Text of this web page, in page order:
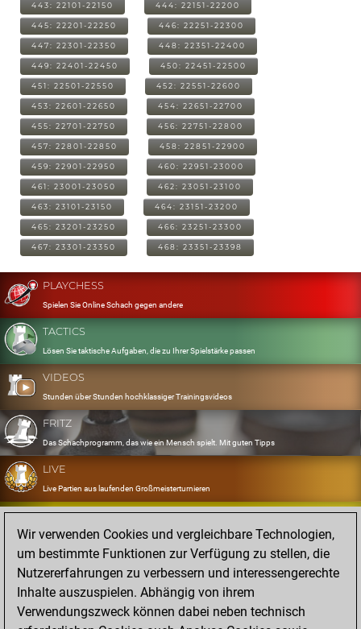
443: 22101-22150 444: 22151-22200
445: 22201-22250 446: 22251-22300
447: 22301-22350 448: 22351-22400
449: 22401-22450 450: 22451-22500
451: 22501-22550 452: 22551-22600
453: 22601-22650 454: 22651-22700
455: 22701-22750 456: 22751-22800
457: 22801-22850 458: 22851-22900
459: 22901-22950 460: 22951-23000
461: 23001-23050 462: 23051-23100
463: 23101-23150 464: 23151-23200
465: 23201-23250 466: 23251-23300
467: 23301-23350 468: 23351-23398
PLAYCHESS
Spielen Sie Online Schach gegen andere
TACTICS
Lösen Sie taktische Aufgaben, die zu Ihrer Spielstärke passen
VIDEOS
Stunden über Stunden hochklassiger Trainingsvideos
FRITZ
Das Schachprogramm, das wie ein Mensch spielt. Mit guten Tipps
LIVE
Live Partien aus laufenden Großmeisterturnieren
OPENINGS
Erfassen und Üben Sie Ihr Eröffnungsrepertoire
DATABASE
Acht Millionen starke Partien
MYGAMES
Speichern und analysieren Sie eigene Partien in der Cloud
Wir verwenden Cookies und vergleichbare Technologien,
um bestimmte Funktionen zur Verfügung zu stellen, die
Nutzererfahrungen zu verbessern und interessengerechte
Inhalte auszuspielen. Abhängig von ihrem
Verwendungszweck können dabei neben technisch